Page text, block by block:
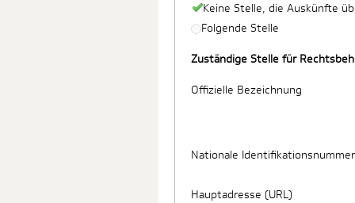
Keine Stelle, die Auskünfte
Folgende Stelle
Zuständige Stelle für
Offizielle Bezeichnung
Nationale Identifikationsnummer
Hauptadresse (URL)